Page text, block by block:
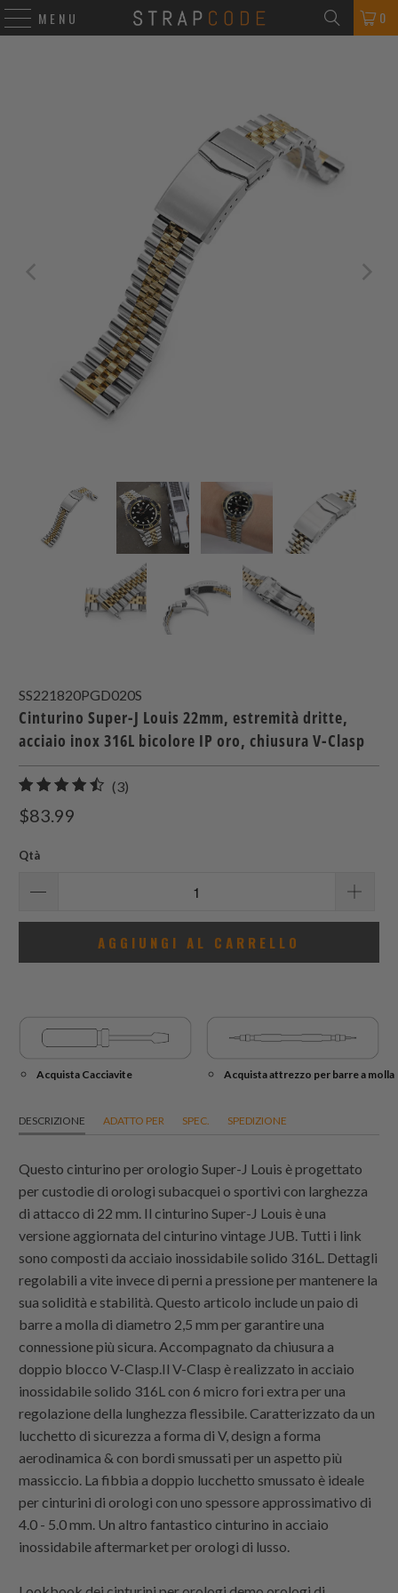
MENU 0
SS221820PGD020S
Cinturino Super-J Louis 22mm, estremità dritte,
acciaio inox 316L bicolore IP oro, chiusura V-Clasp
(3)
$83.99
Qtà
AGGIUNGI AL CARRELLO
Acquista Cacciavite Acquista attrezzo per barre a molla
DESCRIZIONE ADATTO PER SPEC. SPEDIZIONE
Questo cinturino per orologio Super-J Louis è progettato
per custodie di orologi subacquei o sportivi con larghezza
di attacco di 22 mm. Il cinturino Super-J Louis è una
versione aggiornata del cinturino vintage JUB. Tutti i link
sono composti da acciaio inossidabile solido 316L. Dettagli
regolabili a vite invece di perni a pressione per mantenere la
sua solidità e stabilità. Questo articolo include un paio di
barre a molla di diametro 2,5 mm per garantire una
connessione più sicura. Accompagnato da chiusura a
doppio blocco V-Clasp.Il V-Clasp è realizzato in acciaio
inossidabile solido 316L con 6 micro fori extra per una
regolazione della lunghezza flessibile. Caratterizzato da un
lucchetto di sicurezza a forma di V, design a forma
aerodinamica & con bordi smussati per un aspetto più
massiccio. La fibbia a doppio lucchetto smussato è ideale
per cinturini di orologi con uno spessore approssimativo di
4.0 - 5.0 mm. Un altro fantastico cinturino in acciaio
inossidabile aftermarket per orologi di lusso.